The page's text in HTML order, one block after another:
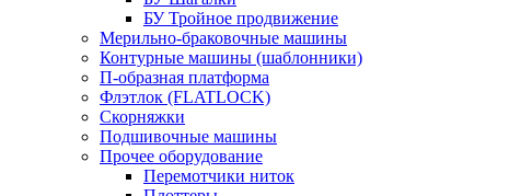
БУ Тройное продвижение
Мерильно-браковочные машины
Контурные машины (шаблонники)
П-образная платформа
Флэтлок (FLATLOCK)
Скорняжки
Подшивочные машины
Прочее оборудование
Перемотчики ниток